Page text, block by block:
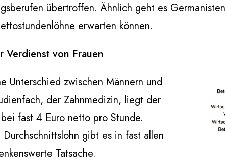
übertroffen. Ähnlich geht es
erwarten können.
Verdienst von Frauen
Unterschied zwischen Männern und
der Zahnmedizin, liegt der
fast 4 Euro netto pro Stunde.
gibt es in fast allen
Tatsache.